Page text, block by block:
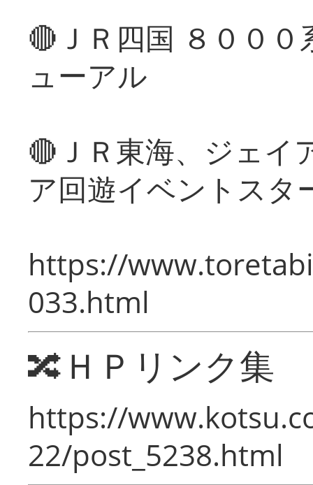
🔴ＪＲ四国 ８００
ューアル
🔴ＪＲ東海、ジェイ
ア回遊イベントスタ
https://
033.html
🔀ＨＰリンク集
https://
22/post_5238.html